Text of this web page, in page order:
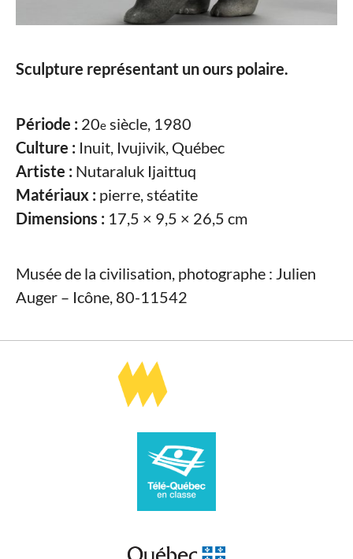
Sculpture représentant un ours polaire.
Période : 20e siècle, 1980
Culture : Inuit, Ivujivik, Québec
Artiste : Nutaraluk Ijaittuq
Matériaux : pierre, stéatite
Dimensions : 17,5 × 9,5 × 26,5 cm
Musée de la civilisation, photographe : Julien
Auger – Icône, 80-11542